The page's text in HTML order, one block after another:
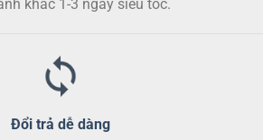
khác 1-3 ngày siêu tốc.
Đổi trả dễ dàng